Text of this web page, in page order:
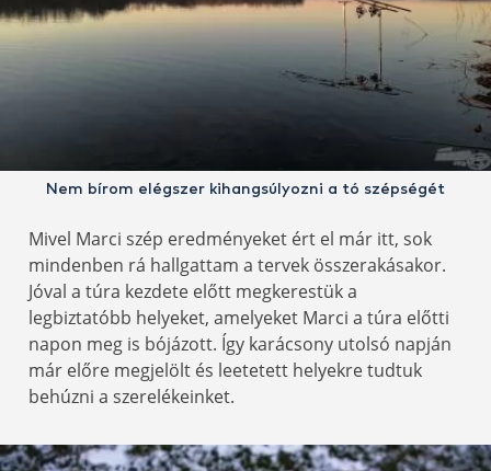
Nem bírom elégszer kihangsúlyozni a tó szépségét
Mivel Marci szép eredményeket ért el már itt, sok
mindenben rá hallgattam a tervek összerakásakor.
Jóval a túra kezdete előtt megkerestük a
legbiztatóbb helyeket, amelyeket Marci a túra előtti
napon meg is bójázott. Így karácsony utolsó napján
már előre megjelölt és leetetett helyekre tudtuk
behúzni a szerelékeinket.